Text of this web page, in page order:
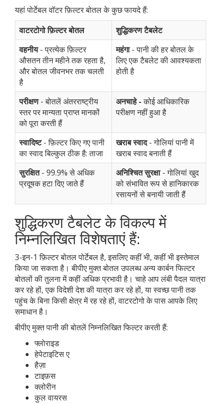
यहां पोर्टेबल वॉटर फ़िल्टर बोतल के कुछ फायदे हैं:
वाटरटोगो फ़िल्टर बोतल
शुद्धिकरण टैबलेट
वहनीय- प्रत्येक फ़िल्टर
औसतन तीन महीने तक रहता है,
और बोतल जीवनभर तक चलती
है
महंगा- पानी की हर बोतल के
लिए एक टैबलेट की आवश्यकता
होती है
परीक्षण- बोतलें अंतरराष्ट्रीय
स्तर पर मान्यता प्राप्त मानकों
को पूरा करती हैं
अनचाहे -कोई आधिकारिक
परीक्षण नहीं हुआ है
स्वादिष्ट- फ़िल्टर किए गए पानी
का स्वाद बिल्कुल ठीक है: ताजा
खराब स्वाद- गोलियां पानी में
खराब स्वाद बनाती हैं
सुरक्षित- 99.9% से अधिक
प्रदूषक हटा दिए जाते हैं
अनिश्चित सुरक्षा- गोलियां खुद
को संभावित रूप से हानिकारक
रसायनों से बनायी जाती हैं
शुद्धिकरण टैबलेट के विकल्प में
निम्नलिखित विशेषताएं हैं:
3-इन-1 फ़िल्टर बोतल पोर्टेबल है, इसलिए कहीं भी, कहीं भी इस्तेमाल
किया जा सकता है। बीपीए मुक्त बोतल उपलब्ध अन्य कार्बन फिल्टर
बोतलों की तुलना में कहीं अधिक प्रभावी है। चाहे आप लंबी पैदल यात्रा
कर रहे हों, एक विदेशी देश की यात्रा कर रहे हों, या स्वच्छ पानी तक
पहुंच के बिना किसी क्षेत्र में रह रहे हों, वाटरटोगो के पास आपके लिए
समाधान है।
बीपीए मुक्त पानी की बोतलें निम्नलिखित फिल्टर करती हैं:
फ्लोराइड
हेपेटाइटिस ए
हैज़ा
टाइफ़स
क्लोरीन
कुल वायरस